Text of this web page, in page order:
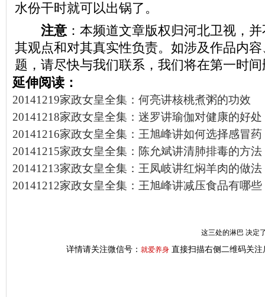
水份干时就可以出锅了。
注意 ：本频道文章版权归河北卫视，
其观点和对其真实性负责。如涉及作品内
题，请尽快与我们联系，我们将在第一时
延伸阅读：
20141219家政女皇全集：何亮讲核桃煮粥的功效
20141218家政女皇全集：迷罗讲瑜伽对健康的好处
20141216家政女皇全集：王旭峰讲如何选择感冒药
20141215家政女皇全集：陈允斌讲清肺排毒的方法
20141213家政女皇全集：王凤岐讲红焖羊肉的做法
20141212家政女皇全集：王旭峰讲减压食品有哪些
这三处的淋巴 决定
详情请关注微信号： 就爱养身 直接扫描右侧二维码关注